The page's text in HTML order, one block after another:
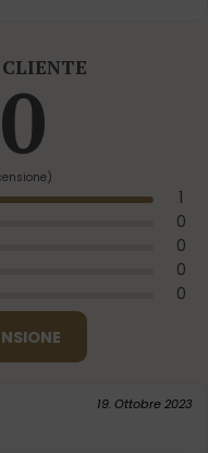
1
0
0
0
0
19. Ottobre 2023